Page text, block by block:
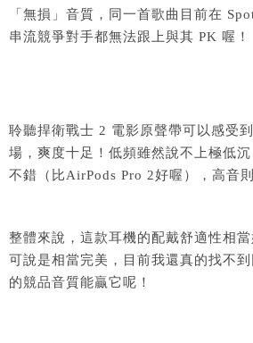
「無損」音質，同一首歌曲目前在
串流競爭對手都無法跟上與其 PK 喔！
聆聽捍衛戰士 2 電影原聲帶可以感受
場，爽度十足！低頻雖然說不上極低
不錯（比AirPods Pro 2好喔），高音
整體來說，這款耳機的配戴舒適性相
可說是相當完美，目前我還真的找不
的競品音質能贏它呢！